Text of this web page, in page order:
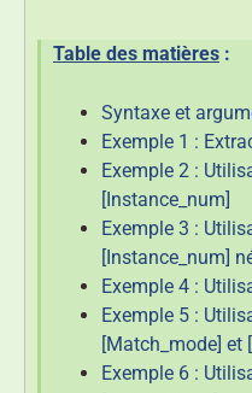
Table des matières :
Syntaxe et
Exemple 1 :
Exemple 2 :
[Instance_num]
Exemple 3 :
[Instance_num]
Exemple 4 :
Exemple 5 :
[Match_mode] et
Exemple 6 :